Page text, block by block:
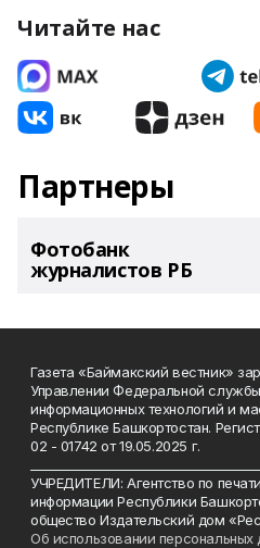
Читайте нас
Партнеры
Фотобанк
журналистов РБ
Газета «Баймакский вестник»
Управлении Федеральной
информационных технологий и
Республике Башкортостан.
02 - 01742 от 19.05.2025 г.
УЧРЕДИТЕЛИ: Агентство по
информации Республики
общество Издательский дом
Об использовании персональных